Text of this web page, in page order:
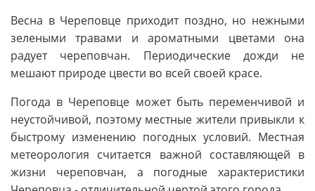
Весна в Череповце приходит поздно, но нежными
зелеными травами и ароматными цветами она
радует череповчан. Периодические дожди не
мешают природе цвести во всей своей красе.
Погода в Череповце может быть переменчивой и
неустойчивой, поэтому местные жители привыкли к
быстрому изменению погодных условий. Местная
метеорология считается важной составляющей в
жизни череповчан, а погодные характеристики